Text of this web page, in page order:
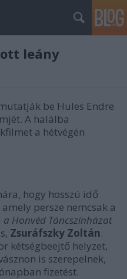
leány
be Hules Endre
A halálba
a hétvégén
hogy hosszú idő
persze nemcsak a
a Honvéd Táncszínházat
Zsuráfszky Zoltán.
kétségbeejtő helyzet,
is szerepelnek,
fizetést.